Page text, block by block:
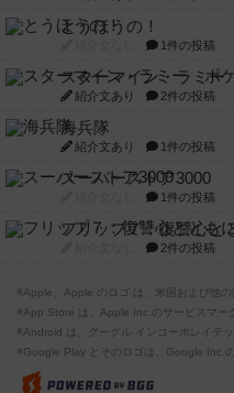
とうほうの！
1件の投稿
スターマイン・ラミ
紹介文あり 2件の投稿
海兵隊
紹介文あり 1件の投稿
スーパーストア3000
1件の投稿
フリップ７：復讐心と
2件の投稿
※Apple、Apple のロゴ は、米国および他
※App Store は、Apple Inc.のサービスマー
※Android は、グーグル インコーポレイテ
※Google Play とそのロゴは、Google Inc.